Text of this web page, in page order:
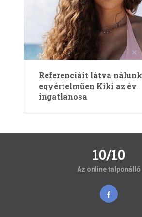
Referenciáit látva nálunk
egyértelműen Kiki az év
ingatlanosa
10/10
Az online talponálló